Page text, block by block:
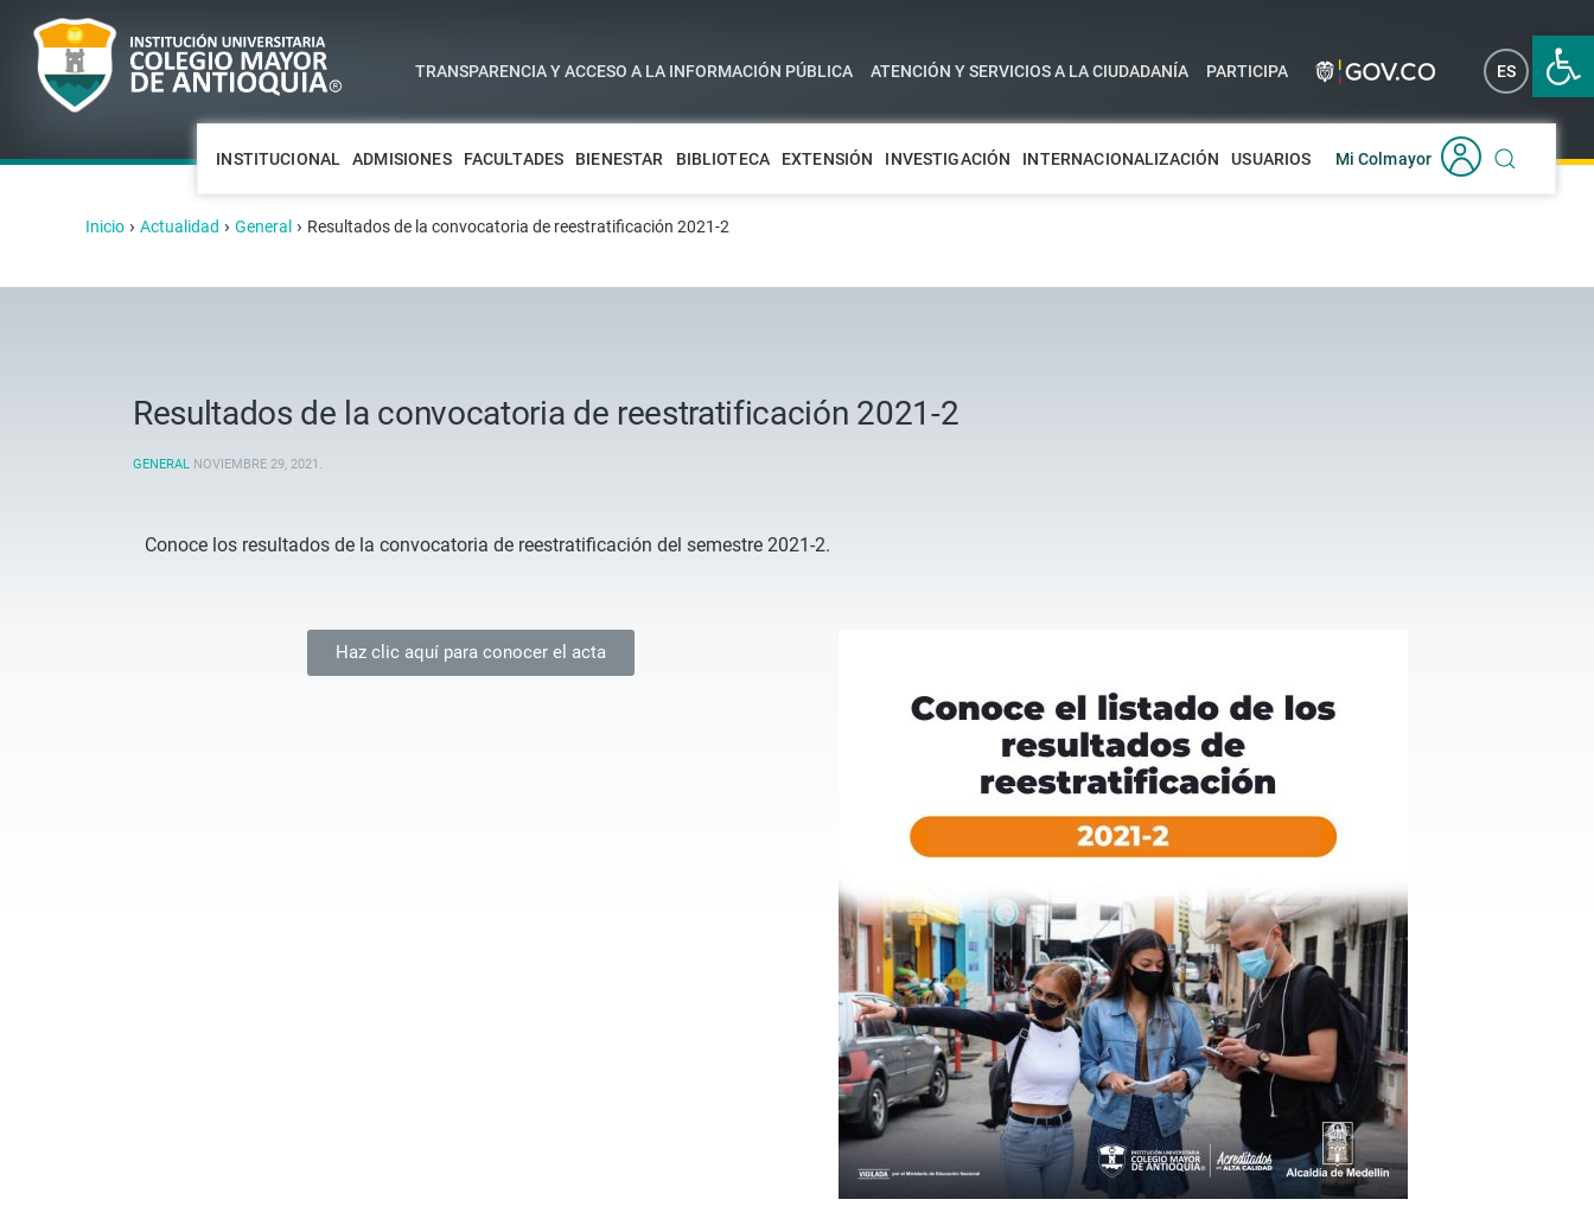
Abrir
TRANSPARENCIA Y ACCESO A LA INFORMACIÓN PÚBLICA ATENCIÓN Y SERVICIOS A LA CIUDADANÍA PARTICIPA ES EN
INSTITUCIONAL ADMISIONES FACULTADES BIENESTAR BIBLIOTECA EXTENSIÓN INVESTIGACIÓN INTERNACIONALIZACIÓN USUARIOS Mi Colmayor
Inicio › Actualidad › General › Resultados de la convocatoria de reestratificación 2021-2
Resultados de la convocatoria de reestratificación 2021-2
GENERAL NOVIEMBRE 29, 2021 .
Conoce los resultados de la convocatoria de reestratificación del semestre 2021-2.
Haz clic aquí para conocer el acta